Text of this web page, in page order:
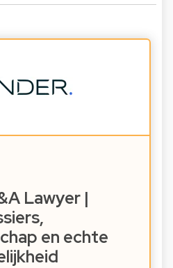
Lawyer |
en echte